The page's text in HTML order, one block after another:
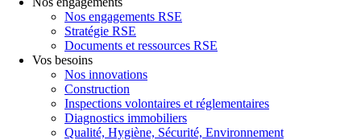
Nos engagements RSE
Stratégie RSE
Documents et ressources RSE
Vos besoins
Nos innovations
Construction
Inspections volontaires et réglementaires
Diagnostics immobiliers
Qualité, Hygiène, Sécurité, Environnement